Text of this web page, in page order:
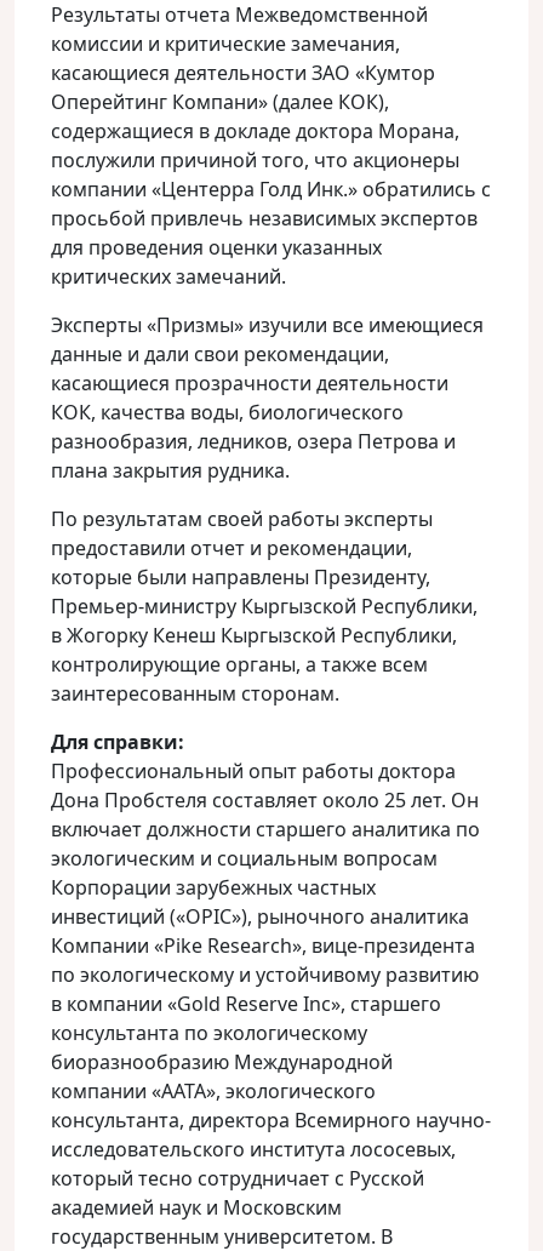
Результаты отчета Межведомственной
комиссии и критические замечания,
касающиеся деятельности ЗАО «Кумтор
Оперейтинг Компани» (далее КОК),
содержащиеся в докладе доктора Морана,
послужили причиной того, что акционеры
компании «Центерра Голд Инк.» обратились с
просьбой привлечь независимых экспертов
для проведения оценки указанных
критических замечаний.
Эксперты «Призмы» изучили все имеющиеся
данные и дали свои рекомендации,
касающиеся прозрачности деятельности
КОК, качества воды, биологического
разнообразия, ледников, озера Петрова и
плана закрытия рудника.
По результатам своей работы эксперты
предоставили отчет и рекомендации,
которые были направлены Президенту,
Премьер-министру Кыргызской Республики,
в Жогорку Кенеш Кыргызской Республики,
контролирующие органы, а также всем
заинтересованным сторонам.
Для справки:
Профессиональный опыт работы доктора
Дона Пробстеля составляет около 25 лет. Он
включает должности старшего аналитика по
экологическим и социальным вопросам
Корпорации зарубежных частных
инвестиций («OPIC»), рыночного аналитика
Компании «Pike Research», вице-президента
по экологическому и устойчивому развитию
в компании «Gold Reserve Inc», старшего
консультанта по экологическому
биоразнообразию Международной
компании «AATA», экологического
консультанта, директора Всемирного научно-
исследовательского института лососевых,
который тесно сотрудничает с Русской
академией наук и Московским
государственным университетом. В